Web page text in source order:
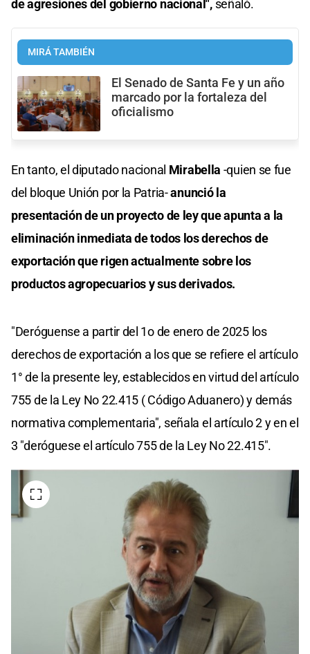
de agresiones del gobierno nacional",señaló.
MIRÁ TAMBIÉN
El Senado de Santa Fe y un año
marcado por la fortaleza del
oficialismo
En tanto, el diputado nacional Mirabella -quien se fue
del bloque Unión por la Patria-anunció la
presentación de un proyecto de ley que apunta a la
eliminación inmediata de todos los derechos de
exportación que rigen actualmente sobre los
productos agropecuarios y sus derivados.
"Deróguense a partir del 1o de enero de 2025 los
derechos de exportación a los que se refiere el artículo
1° de la presente ley, establecidos en virtud del artículo
755 de la Ley No 22.415 ( Código Aduanero) y demás
normativa complementaria", señala el artículo 2 y en el
3 "deróguese el artículo 755 de la Ley No 22.415".